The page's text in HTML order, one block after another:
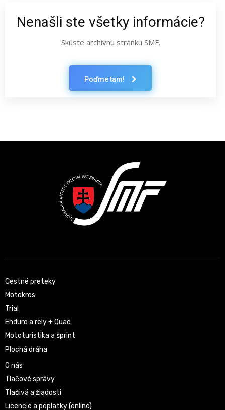
Nenašli ste všetky informácie?
Skúste archívnu stránku SMF.
Poďme tam!
Cestné preteky
Motokros
Trial
Enduro a rely + Quad
Mototuristika a šprint
Plochá dráha
O nás
Tlačové správy
Tlačivá a žiadosti
Licencie a poplatky (online)